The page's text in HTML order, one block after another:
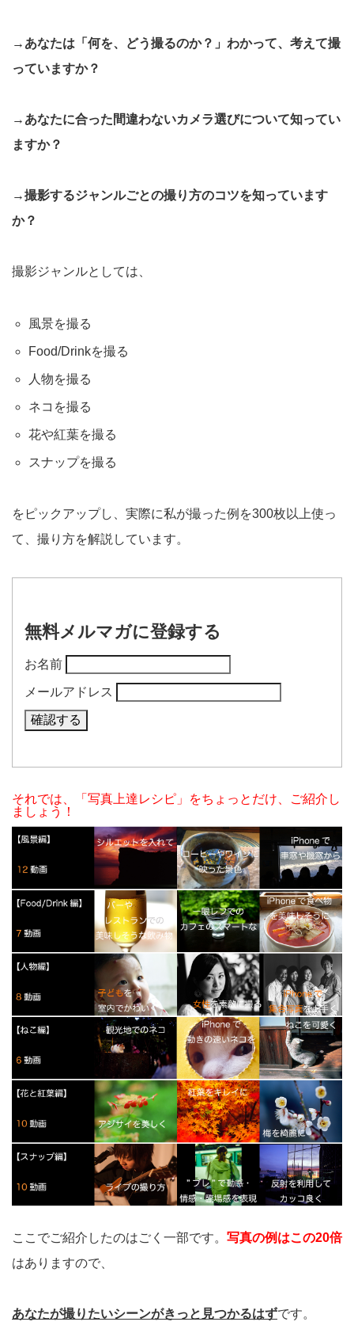
→あなたは「何を、どう撮るのか？」わかって、考えて撮
っていますか？
→あなたに合った間違わないカメラ選びについて知ってい
ますか？
→撮影するジャンルごとの撮り方のコツを知っています
か？
撮影ジャンルとしては、
風景を撮る
Food/Drinkを撮る
人物を撮る
ネコを撮る
花や紅葉を撮る
スナップを撮る
をピックアップし、実際に私が撮った例を300枚以上使っ
て、撮り方を解説しています。
無料メルマガに登録する
お名前
メールアドレス
それでは、「写真上達レシピ」をちょっとだけ、ご紹介し
ましょう！
ここでご紹介したのはごく一部です。 写真の例はこの20倍
はありますので、
あなたが撮りたいシーンがきっと見つかるはずです。